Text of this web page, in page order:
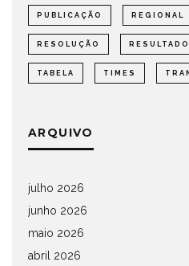
PUBLICAÇÃO REGIONAL
RESOLUÇÃO
TABELA TIMES
ARQUIVO
julho 2026
junho 2026
maio 2026
abril 2026